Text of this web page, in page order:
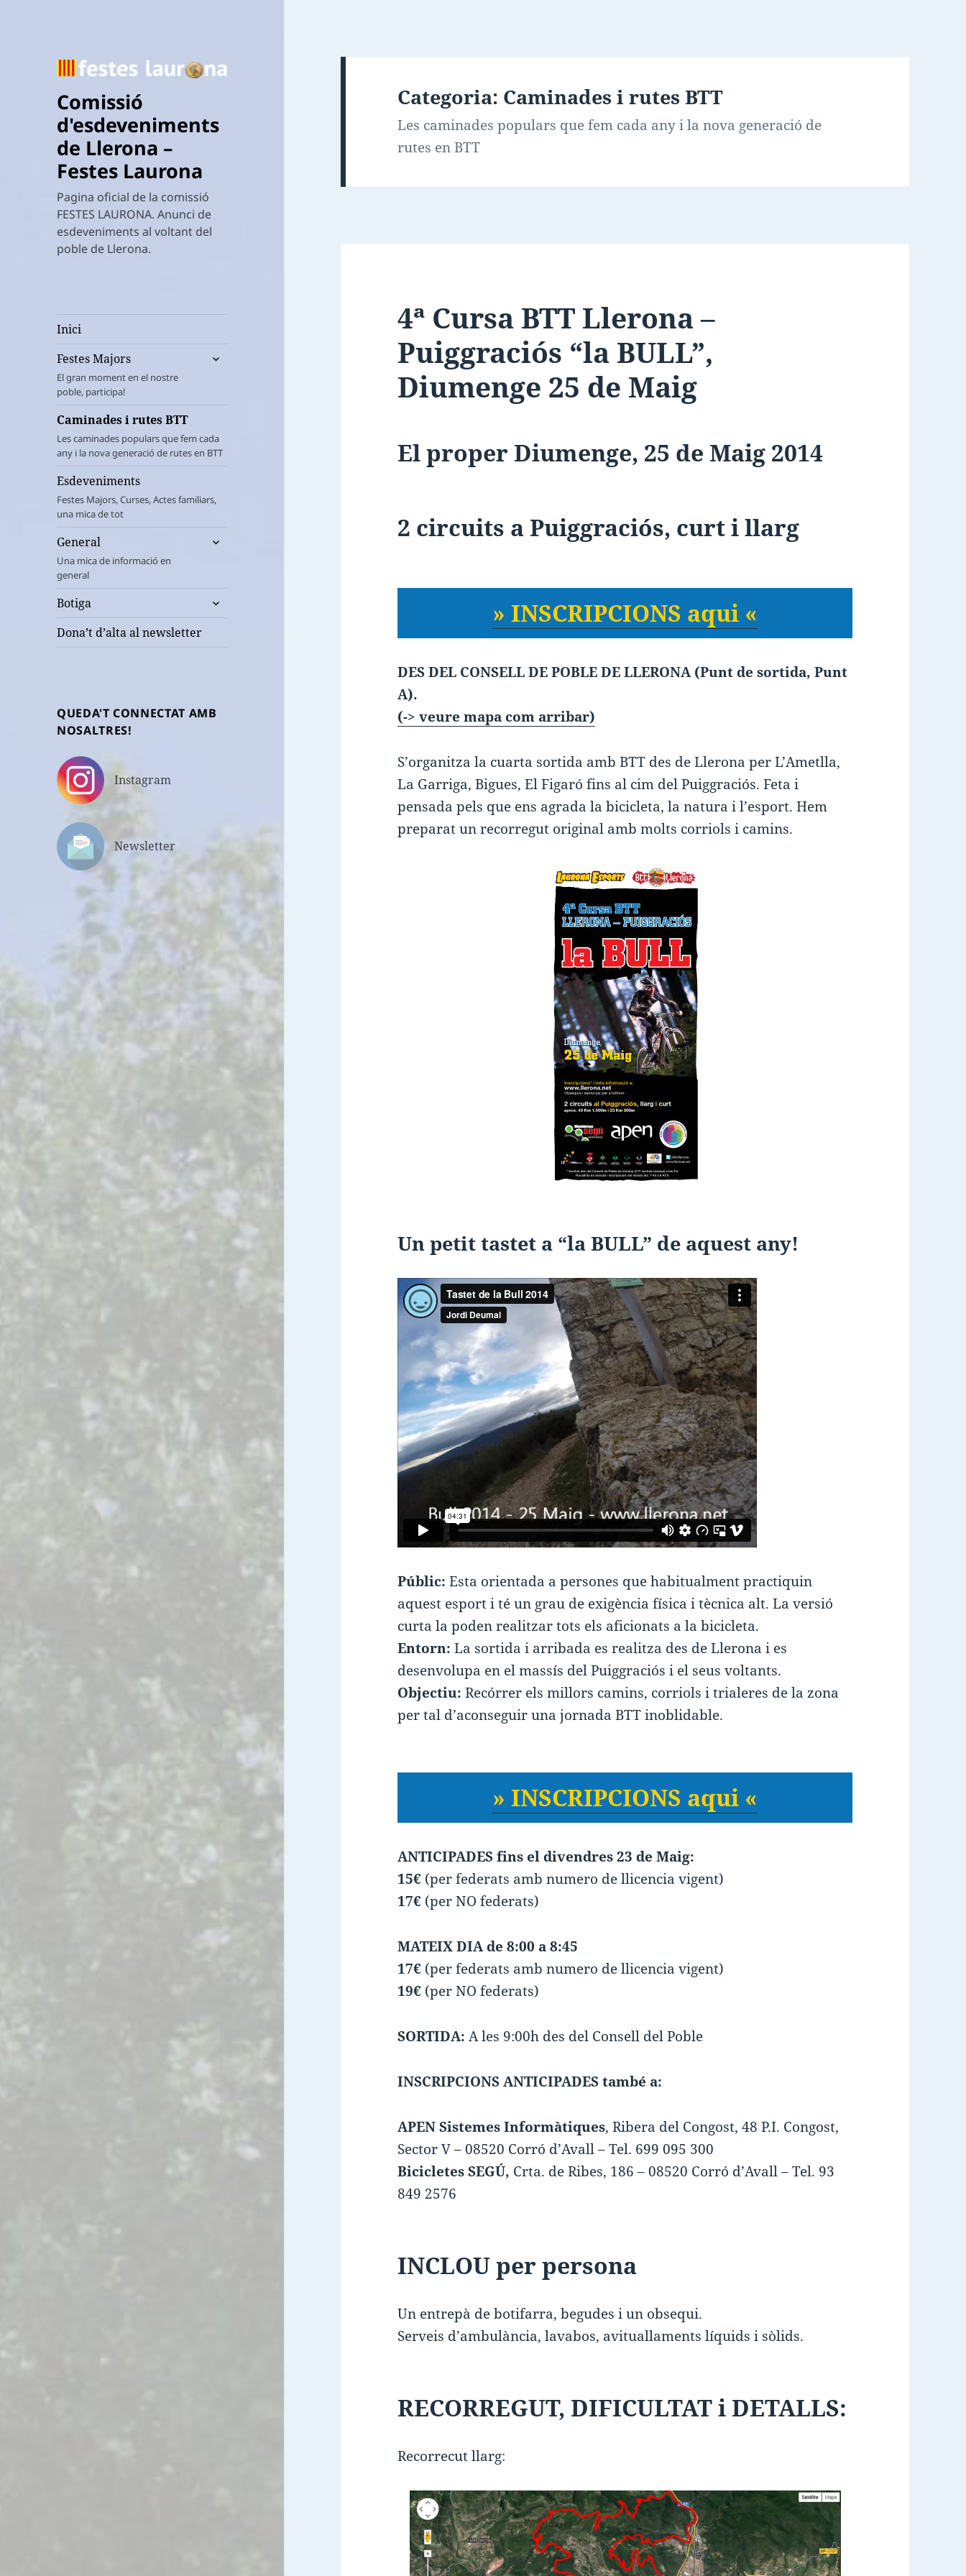
Comissió
d'esdeveniments
de Llerona –
Festes Laurona
Pagina oficial de la comissió
FESTES LAURONA. Anunci de
esdeveniments al voltant del
poble de Llerona.
Inici
Festes Majors
El gran moment en el nostre
poble, participa!
amplia
fill
Caminades i rutes BTT
Les caminades populars que fem cada
any i la nova generació de rutes en BTT
Esdeveniments
Festes Majors, Curses, Actes familiars,
una mica de tot
General
Una mica de informació en
general
amplia
fill
Botiga
amplia
el
fill
Dona’t d’alta al newsletter
QUEDA'T CONNECTAT AMB
NOSALTRES!
Instagram
Newsletter
Categoria: Caminades i rutes BTT
Les caminades populars que fem cada any i la nova generació de
rutes en BTT
4ª Cursa BTT Llerona –
Puiggraciós “la BULL”,
Diumenge 25 de Maig
El proper Diumenge, 25 de Maig 2014
2 circuits a Puiggraciós, curt i llarg
» INSCRIPCIONS aqui «
DES DEL CONSELL DE POBLE DE LLERONA (Punt de sortida, Punt
A).
(-> veure mapa com arribar)
S’organitza la cuarta sortida amb BTT des de Llerona per L’Ametlla,
La Garriga, Bigues, El Figaró fins al cim del Puiggraciós. Feta i
pensada pels que ens agrada la bicicleta, la natura i l’esport. Hem
preparat un recorregut original amb molts corriols i camins.
Un petit tastet a “la BULL” de aquest any!
Públic: Esta orientada a persones que habitualment practiquin
aquest esport i té un grau de exigència física i tècnica alt. La versió
curta la poden realitzar tots els aficionats a la bicicleta.
Entorn: La sortida i arribada es realitza des de Llerona i es
desenvolupa en el massís del Puiggraciós i el seus voltants.
Objectiu: Recórrer els millors camins, corriols i trialeres de la zona
per tal d’aconseguir una jornada BTT inoblidable.
» INSCRIPCIONS aqui «
ANTICIPADES fins el divendres 23 de Maig:
15€ (per federats amb numero de llicencia vigent)
17€ (per NO federats)
MATEIX DIA de 8:00 a 8:45
17€ (per federats amb numero de llicencia vigent)
19€ (per NO federats)
SORTIDA: A les 9:00h des del Consell del Poble
INSCRIPCIONS ANTICIPADES també a:
APEN Sistemes Informàtiques, Ribera del Congost, 48 P.I. Congost,
Sector V – 08520 Corró d’Avall – Tel. 699 095 300
Bicicletes SEGÚ, Crta. de Ribes, 186 – 08520 Corró d’Avall – Tel. 93
849 2576
INCLOU per persona
Un entrepà de botifarra, begudes i un obsequi.
Serveis d’ambulància, lavabos, avituallaments líquids i sòlids.
RECORREGUT, DIFICULTAT i DETALLS:
Recorrecut llarg: